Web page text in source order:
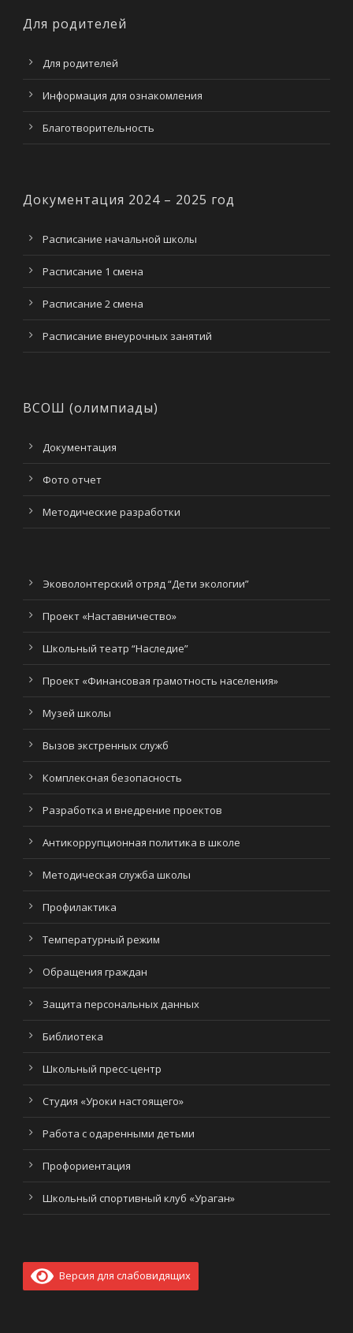
Для родителей
Для родителей
Информация для ознакомления
Благотворительность
Документация 2024 – 2025 год
Расписание начальной школы
Расписание 1 смена
Расписание 2 смена
Расписание внеурочных занятий
ВСОШ (олимпиады)
Документация
Фото отчет
Методические разработки
Эковолонтерский отряд “Дети экологии”
Проект «Наставничество»
Школьный театр “Наследие”
Проект «Финансовая грамотность населения»
Музей школы
Вызов экстренных служб
Комплексная безопасность
Разработка и внедрение проектов
Антикоррупционная политика в школе
Методическая служба школы
Профилактика
Температурный режим
Обращения граждан
Защита персональных данных
Библиотека
Школьный пресс-центр
Студия «Уроки настоящего»
Работа с одаренными детьми
Профориентация
Школьный спортивный клуб «Ураган»
Версия для слабовидящих